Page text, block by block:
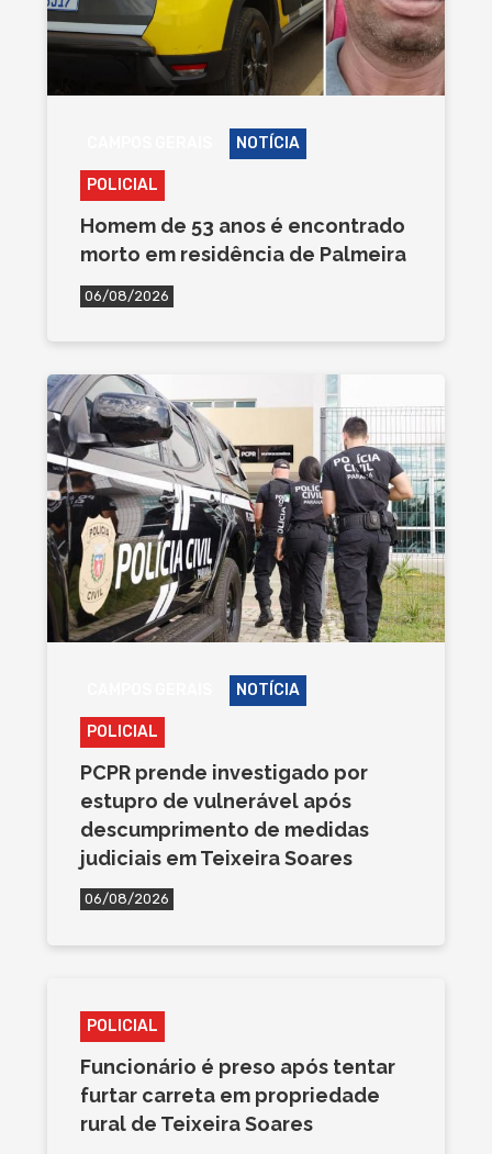
NOTÍCIA
POLICIAL
Homem de 53 anos é encontrado
morto em residência de Palmeira
06/08/2026
NOTÍCIA
POLICIAL
PCPR prende investigado por
estupro de vulnerável após
descumprimento de medidas
judiciais em Teixeira Soares
06/08/2026
POLICIAL
Funcionário é preso após tentar
furtar carreta em propriedade
rural de Teixeira Soares